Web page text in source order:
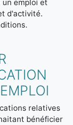
emploi et
d'activité.
relatives
bénéficier